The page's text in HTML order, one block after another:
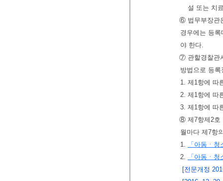
설 또는 치
⑥ 법무부장관
경우에는 등
야 한다.
⑦ 관할경찰관
방법으로 등
1. 제1항에 따
2. 제1항에 따
3. 제1항에 따
⑧ 제7항제2호
월마다 제7항
1.
「아동ㆍ
2.
「아동ㆍ
[전문개정